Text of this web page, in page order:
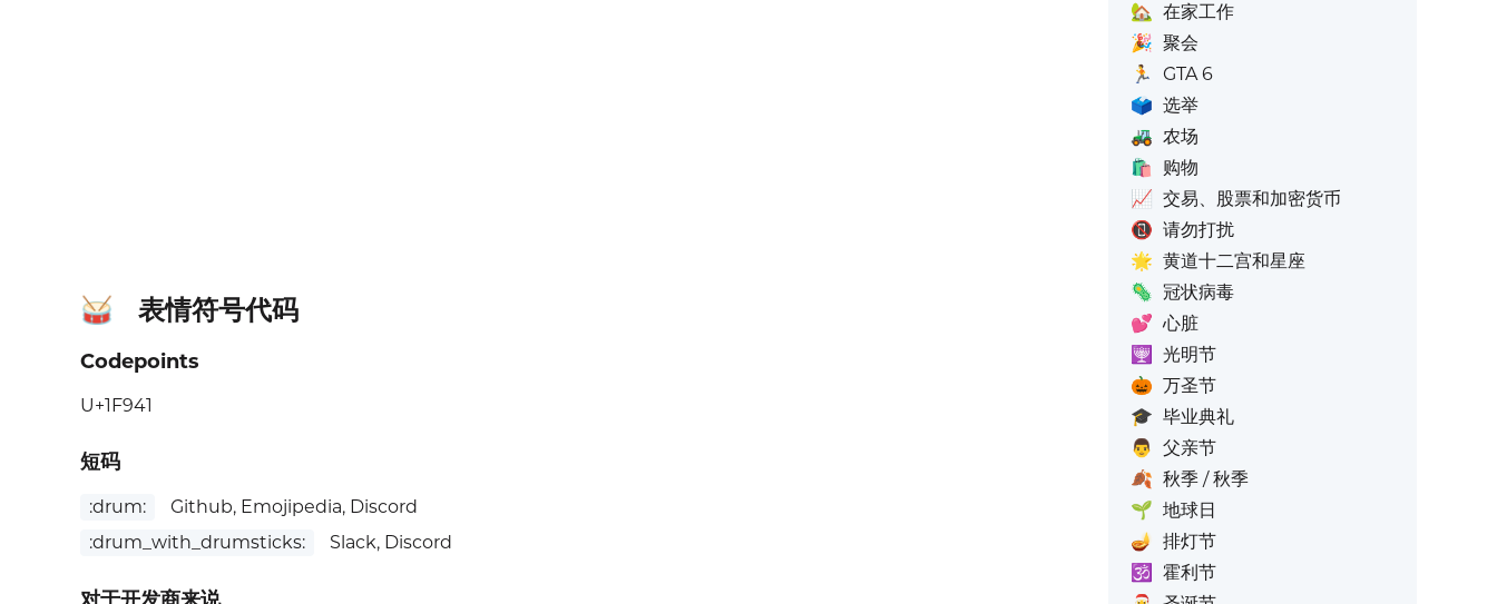
🥁 表情符号代码
Codepoints
U+1F941
短码
:drum:
Github, Emojipedia, Discord
:drum_with_drumsticks:
Slack, Discord
🏡 在家工作
🎉 聚会
🏃
GTA 6
🗳️ 选举
🚜 农场
🛍️
购物
📈 交易、股票和加密货币
📵 请勿打扰
🌟 黄道十二宫和星座
🦠 冠状病毒
💕 心脏
🕎
光明节
🎃 万圣节
🎓 毕业典礼
👨 父亲节
🍂 秋季 / 秋季
🌱 地球日
🪔 排灯节
🕉️
霍利节